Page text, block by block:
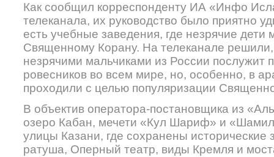
Как сообщил корреспонденту ИА «Инфо
телеканала, их руководство было приятно
есть учебные заведения, где незрячие дети
Священному Корану. На телеканале
незрячими мальчиками из России послужит
ровесников во всем мире, но, особенно, в
проходили с целью популяризации
В объектив оператора-постановщика из
озеро Кабан, мечети «Кул Шариф» и
улицы Казани, где сохранены исторические
ратуша, Оперный театр, виды Кремля и